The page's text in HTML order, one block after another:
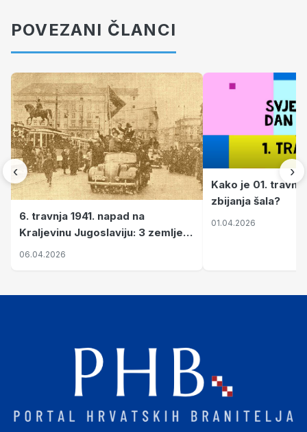
POVEZANI ČLANCI
‹
6. travnja 1941. napad na
Kraljevinu Jugoslaviju: 3 zemlje
nastale njenim raspadom
06.04.2026
Kako je 01.
zbijanja šala?
01.04.2026
›